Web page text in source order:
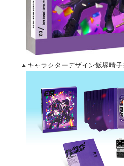
▲キャラクターデザイン飯塚晴